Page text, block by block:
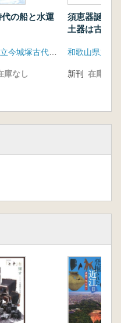
藤敏也コレクショ
ぱっぱ―調理器具
ぎり文化の広が
飯と具材の歴史
の船と水運
庫なし
須恵器誕生
土器は古墳
新刊 在庫なし